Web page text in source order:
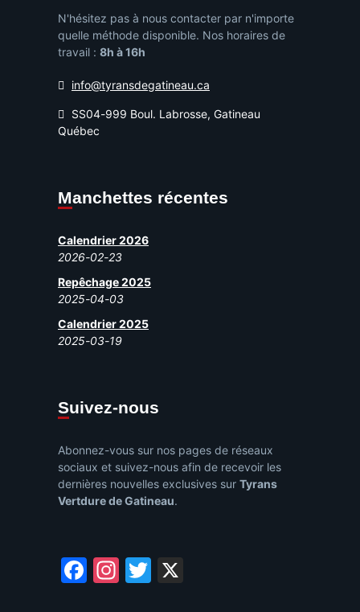
N'hésitez pas à nous contacter par n'importe
quelle méthode disponible. Nos horaires de
travail : 8h à 16h
info@tyransdegatineau.ca
SS04-999 Boul. Labrosse, Gatineau
Québec
Manchettes récentes
Calendrier 2026
2026-02-23
Repêchage 2025
2025-04-03
Calendrier 2025
2025-03-19
Suivez-nous
Abonnez-vous sur nos pages de réseaux
sociaux et suivez-nous afin de recevoir les
dernières nouvelles exclusives sur Tyrans
Vertdure de Gatineau.
Facebook
Instagram
Twitter